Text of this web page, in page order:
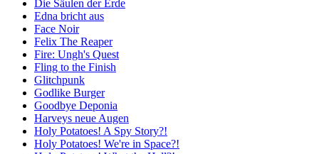
Die Säulen der Erde
Edna bricht aus
Face Noir
Felix The Reaper
Fire: Ungh's Quest
Fling to the Finish
Glitchpunk
Godlike Burger
Goodbye Deponia
Harveys neue Augen
Holy Potatoes! A Spy Story?!
Holy Potatoes! We're in Space?!